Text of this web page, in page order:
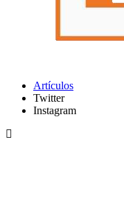
Artículos
Twitter
Instagram